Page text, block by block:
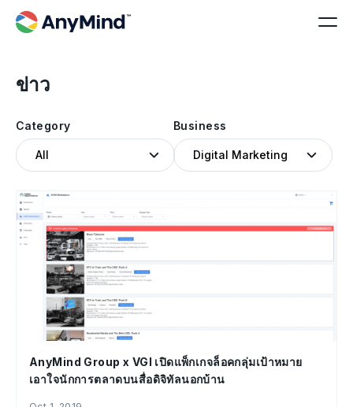
ข่าว
Category Business
AnyMind Group x VGI เปิดแพ็กเกจล็อคกลุ่มเป้าหมาย
เอาใจนักการตลาดบนสื่อดิจิทัลนอกบ้าน